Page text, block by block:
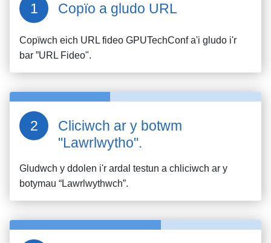
Copïo a gludo URL
Copïwch eich URL fideo GPUTechConfa'i gludo i'r
bar ”URL Fideo".
Cliciwch ar y botwm
"Lawrlwytho".
Gludwch y ddolen i'r ardal testun a chliciwch ar y
botymau “Lawrlwythwch”.